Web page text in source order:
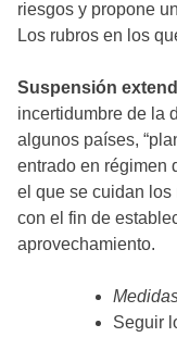
riesgos y propone
Los rubros en los
Suspensión
incertidumbre de la
algunos países,
entrado en régimen
el que se cuidan los
con el fin de
aprovechamiento.
Seguir